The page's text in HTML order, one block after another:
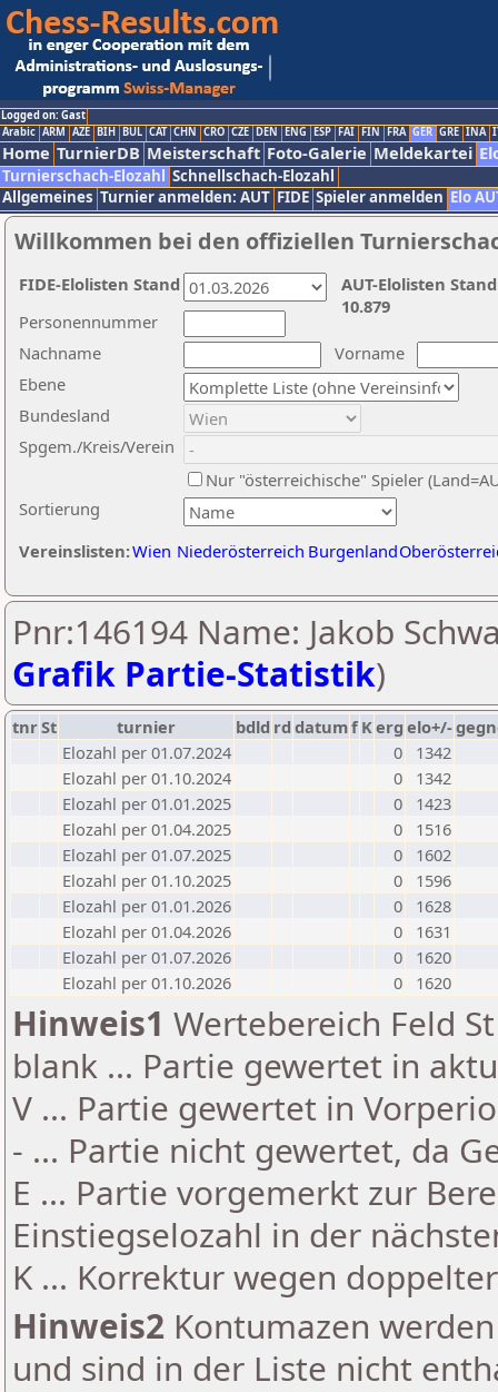
Logged on: Gast
Arabic ARM AZE BIH BUL CAT CHN CRO CZE DEN ENG ESP FAI FIN FRA GER GRE INA
Home TurnierDB Meisterschaft Foto-Galerie Meldekartei
Turnierschach-Elozahl Schnellschach-Elozahl
Allgemeines Turnier anmelden: AUT FIDE Spieler anmelden Elo
Willkommen bei den offiziellen
Nachname
Vorname
Ebene
Sortierung
Personennummer
Bundesland
Spgem./Kreis/Verein
Nur "österreichische" Spieler
Vereinslisten:Wien Niederösterreich Burgenland
AUT-Elolisten
10.879
FIDE-Elolisten Stand
Pnr:146194 Name: Jakob
Grafik Partie-Statistik)
tnrSt turnier bdld rd datumf Kerg elo+/-
Elozahl per 01.07.2024
0
1342
Elozahl per 01.10.2024
0
1342
Elozahl per 01.01.2025
0
1423
Elozahl per 01.04.2025
0
1516
Elozahl per 01.07.2025
0
1602
Elozahl per 01.10.2025
0
1596
Elozahl per 01.01.2026
0
1628
Elozahl per 01.04.2026
0
1631
Elozahl per 01.07.2026
0
1620
Elozahl per 01.10.2026
0 1620
Hinweis1 Wertebereich Feld
blank ... Partie gewertet in
V ... Partie gewertet in
- ... Partie nicht gewertet, da
E ... Partie vorgemerkt zur
Einstiegselozahl in der
K ... Korrektur wegen
Hinweis2 Kontumazen
und sind in der Liste nicht